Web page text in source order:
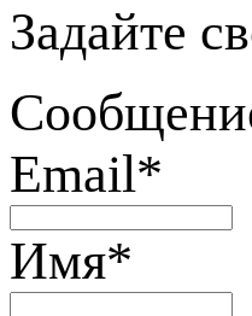
Задайте
Email*
Имя*